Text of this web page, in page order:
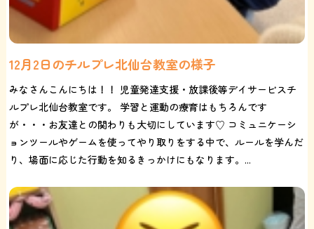
12月2日のチルプレ北仙台教室の様子
みなさんこんにちは！！ 児童発達支援・放課後等デイサービスチ
ルプレ北仙台教室です。 学習と運動の療育はもちろんです
が・・・お友達との関わりも大切にしています♡ コミュニケーシ
ョンツールやゲームを使ってやり取りをする中で、ルールを学んだ
り、場面に応じた行動を知るきっかけにもなります。...